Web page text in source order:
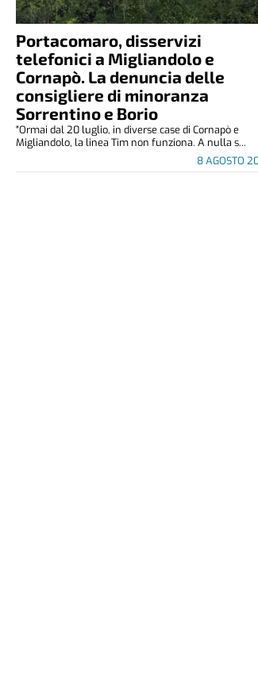
Portacomaro, disservizi
telefonici a Migliandolo e
Cornapò. La denuncia delle
consigliere di minoranza
Sorrentino e Borio
8 AGOSTO
"Ormai dal 20 luglio, in diverse case di Cornapò e
Migliandolo, la linea Tim non funziona. A nulla s...